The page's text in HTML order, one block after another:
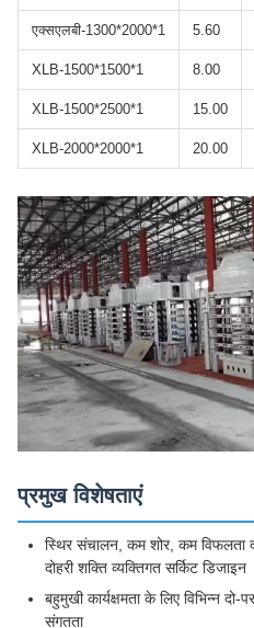
एक्सएलबी-1300*2000*1 5.60
XLB-1500*1500*1 8.00
XLB-1500*2500*1 15.00
XLB-2000*2000*1 20.00
प्रमुख विशेषताएं
स्थिर संचालन, कम शोर, कम
दोहरी शक्ति व्यक्तिगत सर्किट डिजाइन
बहुमुखी कार्यक्षमता के लिए विभिन्न
संगतता